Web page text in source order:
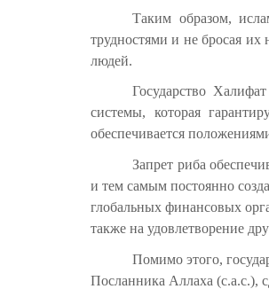
Таким образом,
трудностями и не бросая их
людей.
Государство
системы, которая
обеспечивается
Запрет риба
и тем самым постоянно
глобальных финансовых
также на удовлетворение
Помимо этого,
Посланника Аллаха (с.а.с.),